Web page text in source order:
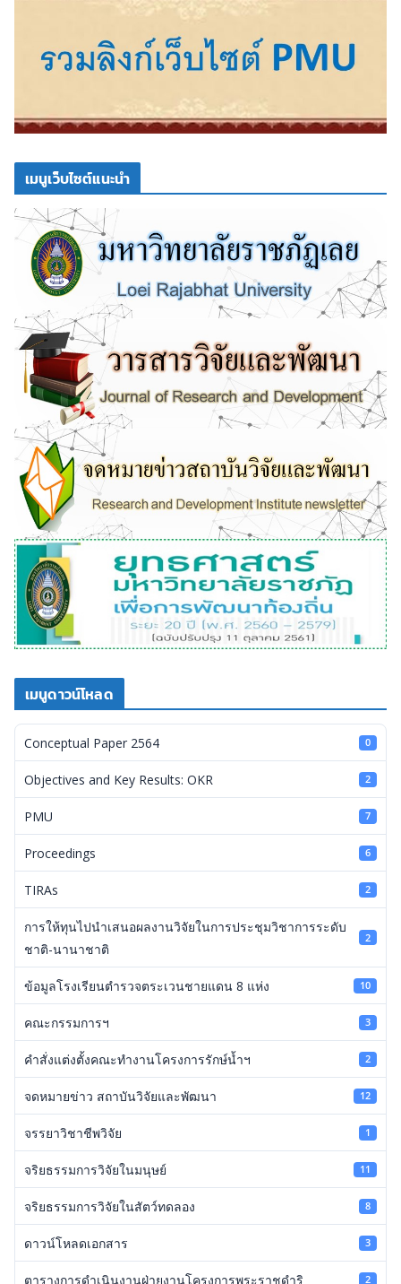
เมนูเว็บไซต์แนะนำ
เมนูดาวน์โหลด
Conceptual Paper 2564 0
Objectives and Key Results: OKR 2
PMU 7
Proceedings 6
TIRAs 2
การให้ทุนไปนำเสนอผลงานวิจัยในการประชุมวิชาการระดับ
ชาติ-นานาชาติ
2
ข้อมูลโรงเรียนตำรวจตระเวนชายแดน 8 แห่ง 10
คณะกรรมการฯ 3
คำสั่งแต่งตั้งคณะทำงานโครงการรักษ์น้ำฯ 2
จดหมายข่าว สถาบันวิจัยและพัฒนา 12
จรรยาวิชาชีพวิจัย 1
จริยธรรมการวิจัยในมนุษย์ 11
จริยธรรมการวิจัยในสัตว์ทดลอง 8
ดาวน์โหลดเอกสาร 3
ตารางการดำเนินงานฝ่ายงานโครงการพระราชดำริ 2